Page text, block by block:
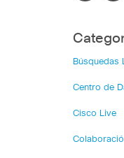
Búsquedas
Centro de
Cisco Live